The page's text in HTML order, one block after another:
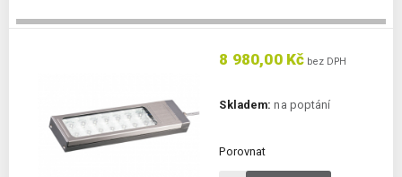
8 980,00 Kč bez DPH
Skladem: na poptání
Porovnat